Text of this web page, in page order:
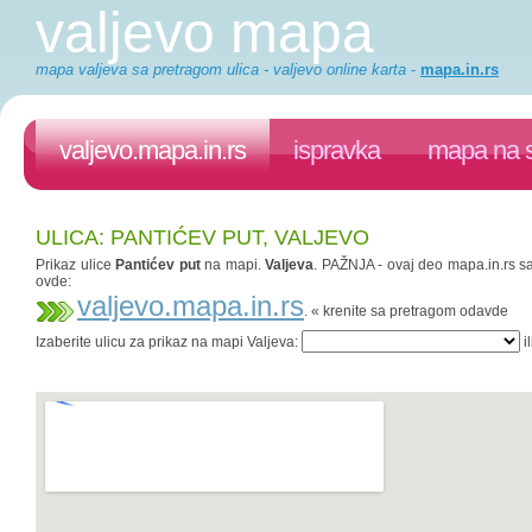
valjevo mapa
mapa valjeva sa pretragom ulica - valjevo online karta - mapa.in.rs
valjevo.mapa.in.rs ispravka mapa na
ULICA: PANTIĆEV PUT, VALJEVO
Prikaz ulice Pantićev putna mapi.Valjeva. PAŽNJA - ovaj deo mapa.in.rs
ovde:
valjevo.mapa.in.rs. « krenite sa pretragom odavde
Izaberite ulicu za prikaz na mapi Valjeva: